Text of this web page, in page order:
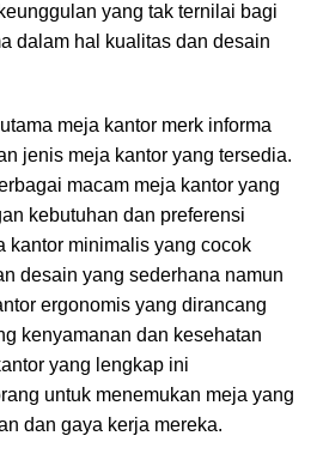
yang tak ternilai bagi
dalam hal kualitas dan desain
meja kantor merk informa
jenis meja kantor yang tersedia.
macam meja kantor yang
kebutuhan dan preferensi
kantor minimalis yang cocok
desain yang sederhana namun
ergonomis yang dirancang
kenyamanan dan kesehatan
yang lengkap ini
untuk menemukan meja yang
dan gaya kerja mereka.